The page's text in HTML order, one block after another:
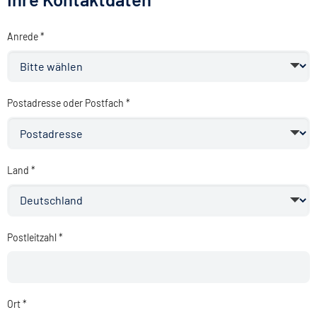
Anrede *
Postadresse oder Postfach *
Land *
Postleitzahl *
Ort *